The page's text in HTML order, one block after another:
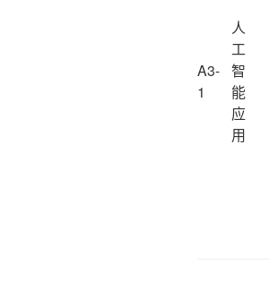
A3-
1
人
工
智
能
应
用